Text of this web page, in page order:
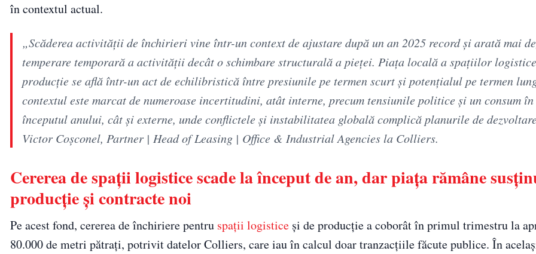
în contextul actual.
„Scăderea activității de închirieri vine într-un context de ajustare după un an 2025 record și arată mai
temperare temporară a activității decât o schimbare structurală a pieței. Piața locală a spațiilor
producție se află într-un act de echilibristică între presiunile pe termen scurt și potențialul pe termen
contextul este marcat de numeroase incertitudini, atât interne, precum tensiunile politice și un consum în
începutul anului, cât și externe, unde conflictele și instabilitatea globală complică planurile de
Victor Coșconel, Partner | Head of Leasing | Office & Industrial Agencies la Colliers.
Cererea de spații logistice scade la început de an, dar piața rămâne
producție și contracte noi
Pe acest fond, cererea de închiriere pentru spații logistice și de producție a coborât în primul trimestru la
80.000 de metri pătrați, potrivit datelor Colliers, care iau în calcul doar tranzacțiile făcute publice. În